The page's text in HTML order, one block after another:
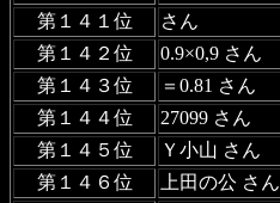
第１４１位
さん
第１４２位
0.9×0,9 さん
第１４３位
＝0.81 さん
第１４４位
27099 さん
第１４５位
Ｙ小山 さん
第１４６位
上田の公 さん